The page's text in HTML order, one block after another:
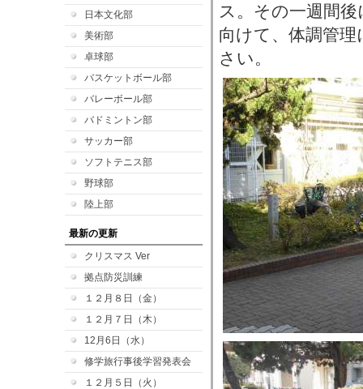
日本文化部
美術部
卓球部
バスケットボール部
バレーボール部
バドミントン部
サッカー部
ソフトテニス部
野球部
陸上部
最新の更新
クリスマス Ver
拠点防災訓練
１２月８日（金）
１２月７日（木）
12月6日（水）
修学旅行事後学習発表会
１２月５日（火）
ス。その一週間
向けて、体調管
さい。